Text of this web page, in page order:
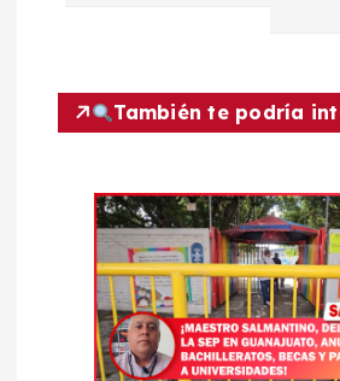
También te podría